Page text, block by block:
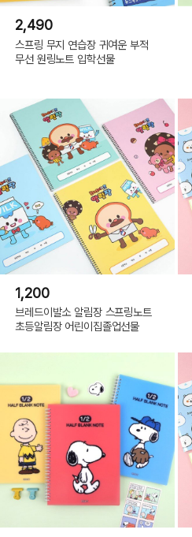
2,490
스프링 무지 연습장 귀여운 부적
무선 원링노트 입학선물
1,200
브레드이발소 알림장 스프링노트
초등알림장 어린이집졸업선물